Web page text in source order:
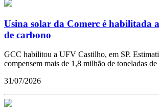
Usina solar da Comerc é habilitada
de carbono
GCC habilitou a UFV Castilho, em SP.
compensem mais de 1,8 milhão de toneladas de
31/07/2026